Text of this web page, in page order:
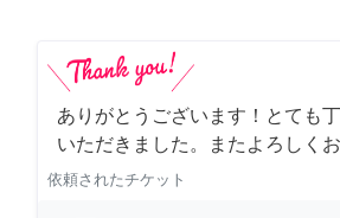
ありがとうございます！とても
いただきました。またよろしく
依頼されたチケット